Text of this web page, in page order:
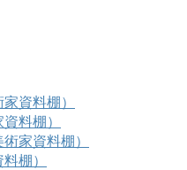
資料棚）
料棚）
家資料棚）
棚）